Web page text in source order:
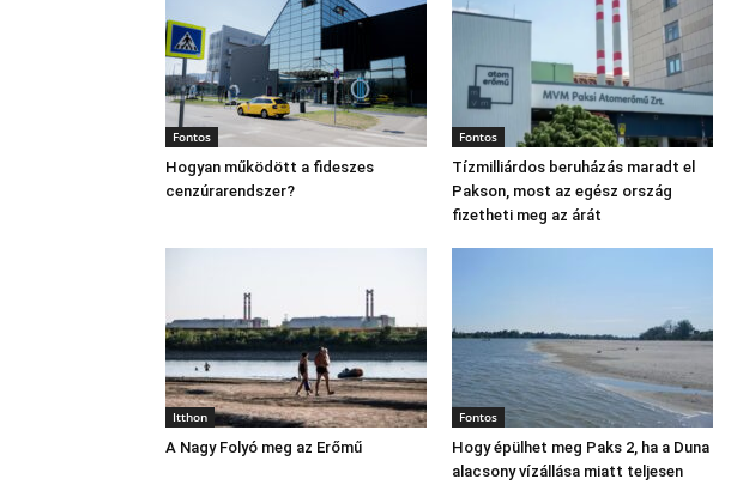
Fontos
Hogyan működött a fideszes
cenzúrarendszer?
Fontos
Tízmilliárdos beruházás maradt el
Pakson, most az egész ország
fizetheti meg az árát
Itthon
A Nagy Folyó meg az Erőmű
Fontos
Hogy épülhet meg Paks 2, ha a Duna
alacsony vízállása miatt teljesen